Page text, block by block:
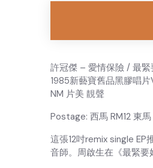
許冠傑 – 愛情保險 / 最緊
1985新藝寶舊品黑膠唱片
NM 片美 靚聲
Postage: 西馬 RM12 東馬
這張12吋remix single
音師。周啟生在《最緊要